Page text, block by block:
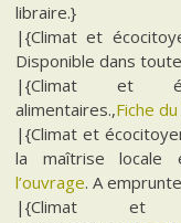
libraire.}
|{Climat et
Disponible dans
|{Climat et
alimentaires.,Fiche
|{Climat et
la maîtrise locale
l’ouvrage. A
|{Climat et